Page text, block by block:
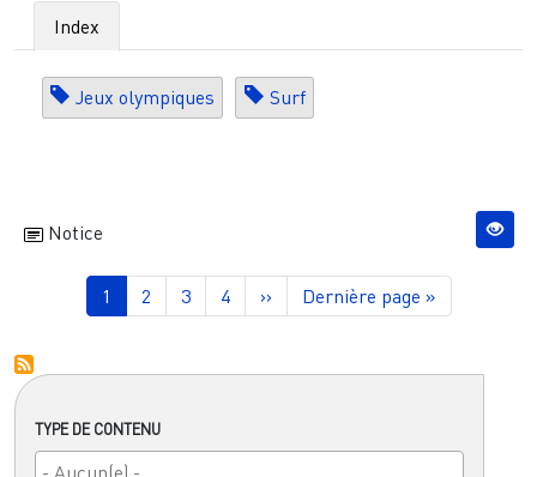
TYPE DE CONTENU
Index
Jeux olympiques Surf
Notice
Pagination
Page courante
1 Page
2 Page
3 Page
4 Page suivante
›› Dernière page
Dernière page »